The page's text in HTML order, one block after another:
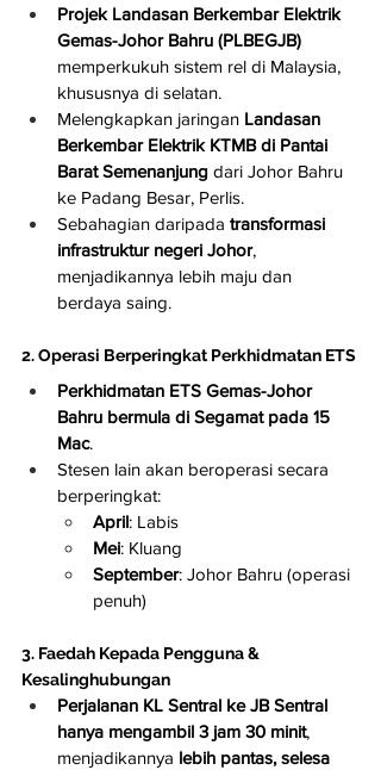
Projek Landasan Berkembar Elektrik
Gemas-Johor Bahru (PLBEGJB)
memperkukuh sistem rel di Malaysia,
khususnya di selatan.
Melengkapkan jaringan Landasan
Berkembar Elektrik KTMB di Pantai
Barat Semenanjung dari Johor Bahru
ke Padang Besar, Perlis.
Sebahagian daripada transformasi
infrastruktur negeri Johor,
menjadikannya lebih maju dan
berdaya saing.
2. Operasi Berperingkat Perkhidmatan ETS
Perkhidmatan ETS Gemas-Johor
Bahru bermula di Segamat pada 15
Mac.
Stesen lain akan beroperasi secara
berperingkat:
April: Labis
Mei: Kluang
September: Johor Bahru (operasi
penuh)
3. Faedah Kepada Pengguna &
Kesalinghubungan
Perjalanan KL Sentral ke JB Sentral
hanya mengambil 3 jam 30 minit,
menjadikannya lebih pantas, selesa